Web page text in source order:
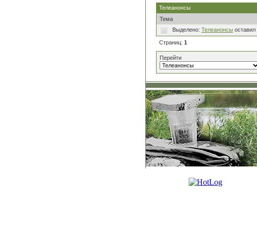
Телеанонсы
Тема
Выделено: Телеанонсы оставил
Страниц: 1
Перейти